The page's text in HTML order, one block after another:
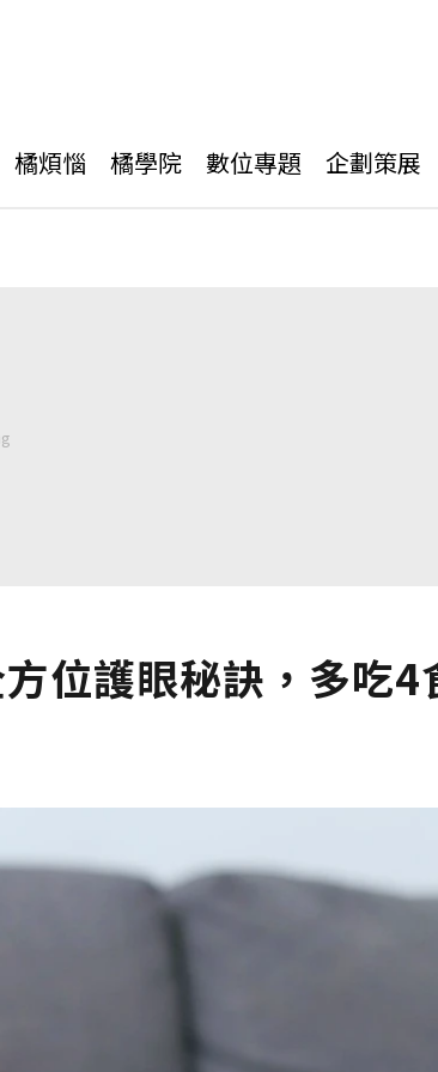
橘煩惱 橘學院 數位專題 企劃策展
位護眼秘訣，多吃4